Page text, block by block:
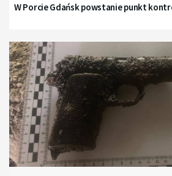
W Porcie Gdańsk powstanie punkt